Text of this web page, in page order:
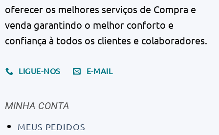
oferecer os melhores serviços de Compra e
venda garantindo o melhor conforto e
confiança à todos os clientes e colaboradores.
LIGUE-NOS E-MAIL
MINHA CONTA
MEUS PEDIDOS